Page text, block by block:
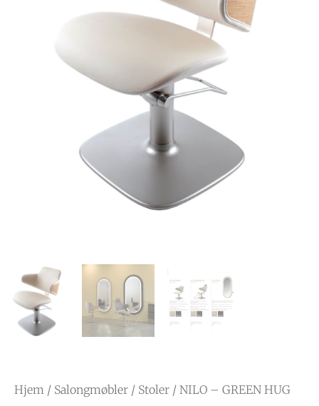
Hjem / Salongmøbler / Stoler / NILO – GREEN HUG